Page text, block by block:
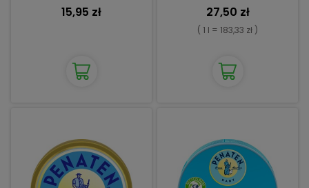
15,95 zł 27,50 zł
( 1 l = 183,33 zł )